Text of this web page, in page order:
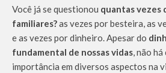
Você já se questionou quantas vezes
familiares?as vezes por besteira, as
e as vezes por dinheiro. Apesar do
fundamental de nossas vidas, não
importância em diversos aspectos na